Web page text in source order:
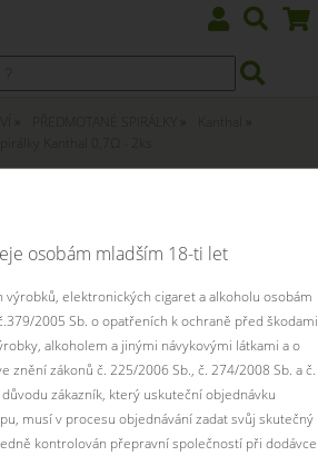
osobám mladším 18-ti let
elektronických cigaret a alkoholu osobám
2005 Sb. o opatřeních k ochraně před škodami
alkoholem a jinými návykovými látkami a o
znění zákonů č. 225/2006 Sb., č. 274/2008 Sb. a č.
zákazník, který uskuteční objednávku
musí v procesu objednávání zadat svůj skutečný
kontrolován přepravní společností při dodávce